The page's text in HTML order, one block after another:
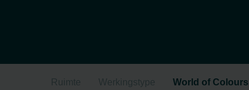
Ruimte Werkingstype World of Colours